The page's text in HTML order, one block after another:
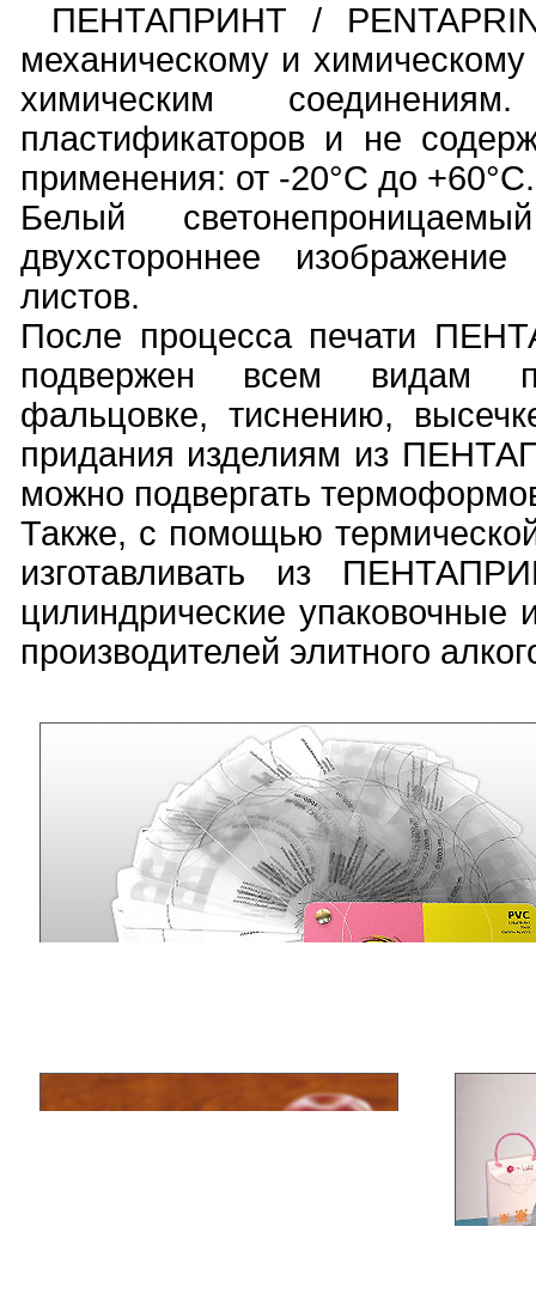
ПЕНТАПРИНТ /
механическому и
химическим
пластификаторов и не
применения: от -20°С до +60°С.
Белый
двухстороннее
листов.
После процесса печати
подвержен всем видам
фальцовке, тиснению,
придания изделиям из
можно подвергать
Также, с помощью
изготавливать из
цилиндрические упаковочные
производителей элитного